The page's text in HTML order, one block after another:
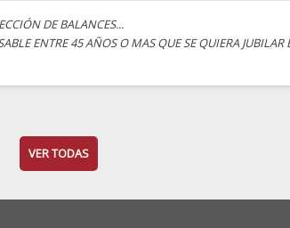
DE BALANCES...
ENTRE 45 AÑOS O MAS QUE SE QUIERA JUBILAR
VER TODAS